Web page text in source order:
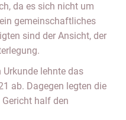
da es sich nicht um
gemeinschaftliches
sind der Ansicht, der
lehnte das
ab. Dagegen legten die
Gericht half den